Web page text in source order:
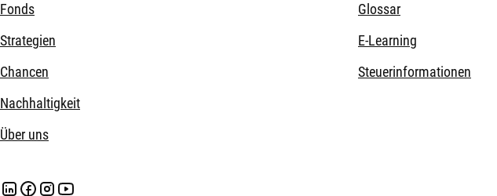
Fonds
Strategien
Chancen
Nachhaltigkeit
Über uns
Glossar
E-Learning
Steuerinformationen